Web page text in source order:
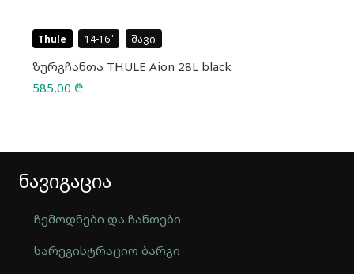
Thule 14-16 შავი
ზურგჩანთა THULE Aion 28L black
585,00 ₾
ნავიგაცია
ჩემოდნები და ჩანთები
სარეგისტრაციო ბარგი